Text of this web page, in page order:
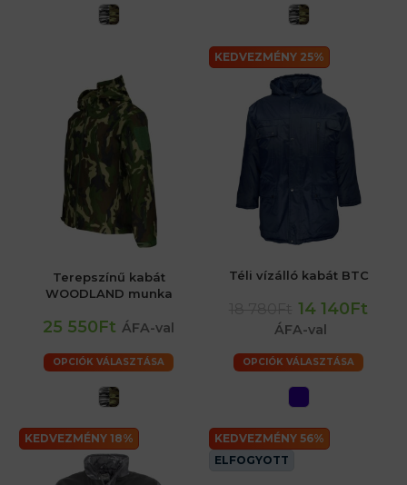
Terepszínű kabát
WOODLAND munka
25 550Ft ÁFA-val
OPCIÓK VÁLASZTÁSA
KEDVEZMÉNY 25%
Téli vízálló kabát BTC
14 140Ft
ÁFA-val
OPCIÓK VÁLASZTÁSA
KEDVEZMÉNY 18%
KEDVEZMÉNY 56%
ELFOGYOTT